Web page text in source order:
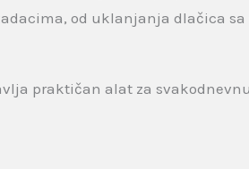
od uklanjanja dlačica
praktičan alat za